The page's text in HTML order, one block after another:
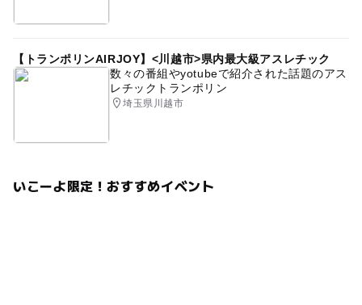
【トランポリンAIRJOY】<川越市>県内最大級アスレチック
数々の番組やyotubeで紹介された話題のアス
レチックトランポリン
埼玉県川越市
いこーよ限定！おすすめイベント